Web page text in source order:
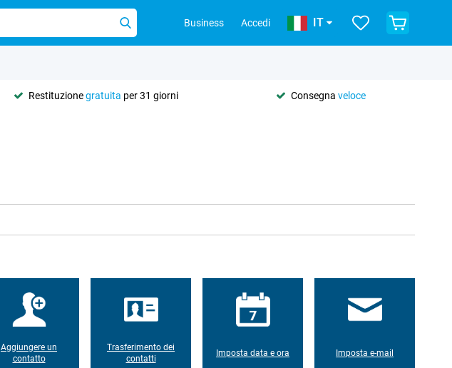
Business Accedi IT
Restituzionegratuita per 31 giorni Consegnaveloce
Aggiungere un
contatto
Trasferimento dei
contatti
Imposta data e ora Imposta e-mail